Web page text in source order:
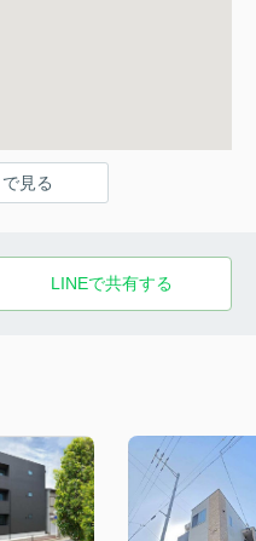
見る
LINEで共有する